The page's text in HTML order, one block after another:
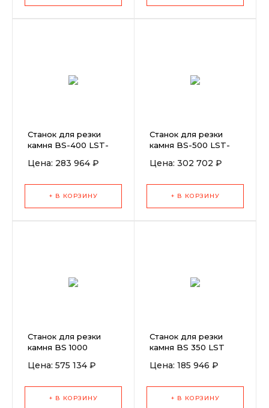
Станок для резки
камня BS-400 LST-
Цена: 283 964 ₽
+ В КОРЗИНУ
Станок для резки
камня BS-500 LST-
Цена: 302 702 ₽
+ В КОРЗИНУ
Станок для резки
камня BS 1000
Цена: 575 134 ₽
+ В КОРЗИНУ
Станок для резки
камня BS 350 LST
Цена: 185 946 ₽
+ В КОРЗИНУ